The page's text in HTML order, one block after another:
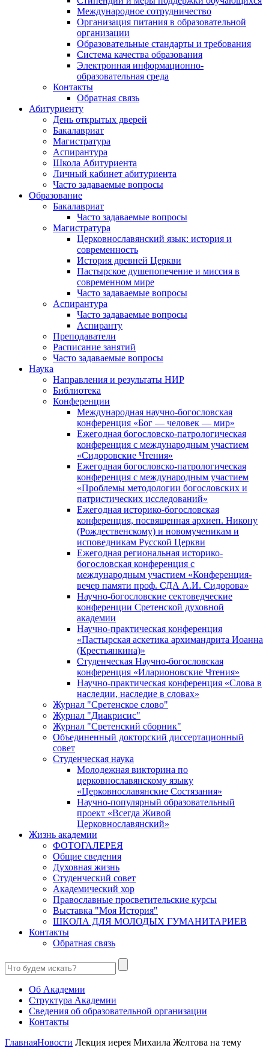
Международное сотрудничество
Организация питания в образовательной
организации
Образовательные стандарты и требования
Система качества образования
Электронная информационно-
образовательная среда
Контакты
Обратная связь
Абитуриенту
День открытых дверей
Бакалавриат
Магистратура
Аспирантура
Школа Абитуриента
Личный кабинет абитуриента
Часто задаваемые вопросы
Образование
Бакалавриат
Часто задаваемые вопросы
Магистратура
Церковнославянский язык: история и
современность
История древней Церкви
Пастырское душепопечение и миссия в
современном мире
Часто задаваемые вопросы
Аспирантура
Часто задаваемые вопросы
Аспиранту
Преподаватели
Расписание занятий
Часто задаваемые вопросы
Наука
Направления и результаты НИР
Библиотека
Конференции
Международная научно-богословская
конференция «Бог — человек — мир»
Ежегодная богословско-патрологическая
конференция с международным участием
«Сидоровские Чтения»
Ежегодная богословско-патрологическая
конференция с международным участием
«Проблемы методологии богословских и
патристических исследований»
Ежегодная историко-богословская
конференция, посвященная архиеп. Никону
(Рождественскому) и новомученикам и
исповедникам Русской Церкви
Ежегодная региональная историко-
богословская конференция с
международным участием «Конференция-
вечер памяти проф. СДА А.И. Сидорова»
Научно-богословские сектоведческие
конференции Сретенской духовной
академии
Научно-практическая конференция
«Пастырская аскетика архимандрита Иоанна
(Крестьянкина)»
Студенческая Научно-богословская
конференция «Иларионовские Чтения»
Научно-практическая конференция «Cлова в
наследии, наследие в словах»
Журнал "Сретенское слово"
Журнал "Диакрисис"
Журнал "Сретенский сборник"
Объединенный докторский диссертационный
совет
Студенческая наука
Молодежная викторина по
церковнославянскому языку
«Церковнославянские Состязания»
Научно-популярный образовательный
проект «Всегда Живой
Церковнославянский»
Жизнь академии
ФОТОГАЛЕРЕЯ
Общие сведения
Духовная жизнь
Студенческий совет
Академический хор
Православные просветительские курсы
Выставка "Моя История"
ШКОЛА ДЛЯ МОЛОДЫХ ГУМАНИТАРИЕВ
Контакты
Обратная связь
Об Академии
Структура Академии
Сведения об образовательной организации
Контакты
ГлавнаяНовости Лекция иерея Михаила Желтова на тему